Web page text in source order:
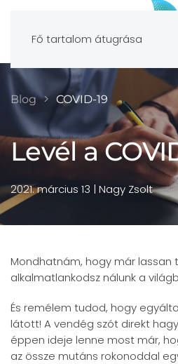
Fő tartalom átugrása
Blog COVID-19
Levél a
2021. március 13 | Nagy Zsolt
Mondhatnám, hogy már
alkalmatlankodsz nálunk a
És remélem tudod, hogy
látott! A vendég szót direkt
éppen ideje lenne most már,
az össze mutáns rokonoddal